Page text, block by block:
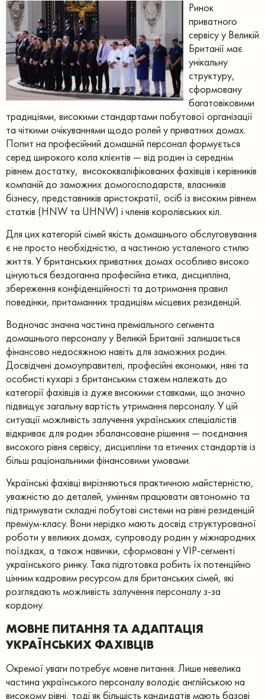
Ринок
приватного
сервісу у Великій
Британії має
унікальну
структуру,
сформовану
багатовіковими
традиціями, високими стандартами побутової організації
та чіткими очікуваннями щодо ролей у приватних домах.
Попит на професійний домашній персонал формується
серед широкого кола клієнтів — від родин із середнім
рівнем достатку, висококваліфікованих фахівців і керівників
компаній до заможних домогосподарств, власників
бізнесу, представників аристократії, осіб із високим рівнем
статків (HNW та UHNW) і членів королівських кіл.
Для цих категорій сімей якість домашнього обслуговування
є не просто необхідністю, а частиною усталеного стилю
життя. У британських приватних домах особливо високо
цінуються бездоганна професійна етика, дисципліна,
збереження конфіденційності та дотримання правил
поведінки, притаманних традиціям місцевих резиденцій.
Водночас значна частина преміального сегмента
домашнього персоналу у Великій Британії залишається
фінансово недосяжною навіть для заможних родин.
Досвідчені домоуправителі, професійні економки, няні та
особисті кухарі з британським стажем належать до
категорії фахівців із дуже високими ставками, що значно
підвищує загальну вартість утримання персоналу. У цій
ситуації можливість залучення українських спеціалістів
відкриває для родин збалансоване рішення — поєднання
високого рівня сервісу, дисципліни та етичних стандартів із
більш раціональними фінансовими умовами.
Українські фахівці вирізняються практичною майстерністю,
уважністю до деталей, умінням працювати автономно та
підтримувати складні побутові системи на рівні резиденцій
преміум-класу. Вони нерідко мають досвід структурованої
роботи у великих домах, супроводу родин у міжнародних
поїздках, а також навички, сформовані у VIP-сегменті
українського ринку. Така підготовка робить їх потенційно
цінним кадровим ресурсом для британських сімей, які
розглядають можливість залучення персоналу з-за
кордону.
МОВНЕ ПИТАННЯ ТА АДАПТАЦІЯ
УКРАЇНСЬКИХ ФАХІВЦІВ
Окремої уваги потребує мовне питання. Лише невелика
частина українського персоналу володіє англійською на
високому рівні, тоді як більшість кандидатів мають базові